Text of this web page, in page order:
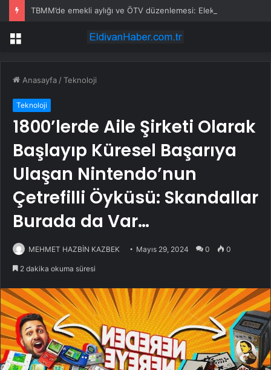
Menü
Anasayfa /Teknoloji
Teknoloji
1800’lerde Aile Şirketi Olarak
Başlayıp Küresel Başarıya
Ulaşan Nintendo’nun
Çetrefilli Öyküsü: Skandallar
Burada da Var…
MEHMET HAZBİN KAZBEK Mayıs 29, 2024 0 0
2 dakika okuma süresi